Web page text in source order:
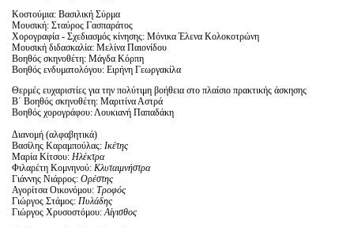
Κοστούμια: Βασιλική Σύρμα
Μουσική: Σταύρος Γασπαράτος
Χορογραφία - Σχεδιασμός κίνησης: Μόνικα Έλενα Κολοκοτρώνη
Μουσική διδασκαλία: Μελίνα Παιονίδου
Βοηθός σκηνοθέτη: Μάγδα Κόρπη
Βοηθός ενδυματολόγου: Ειρήνη Γεωργακίλα
Θερμές ευχαριστίες για την πολύτιμη βοήθεια στο πλαίσιο πρακτικής άσκησης
Β΄ Βοηθός σκηνοθέτη: Μαριτίνα Αστρά
Βοηθός χορογράφου: Λουκιανή Παπαδάκη
Διανομή (αλφαβητικά)
Βασίλης Καραμπούλας: Ικέτης
Μαρία Κίτσου: Ηλέκτρα
Φιλαρέτη Κομνηνού: Κλυταιμνήστρα
Γιάννης Νιάρρος: Ορέστης
Αγορίτσα Οικονόμου: Τροφός
Γιώργος Στάμος: Πυλάδης
Γιώργος Χρυσοστόμου:Αίγισθος